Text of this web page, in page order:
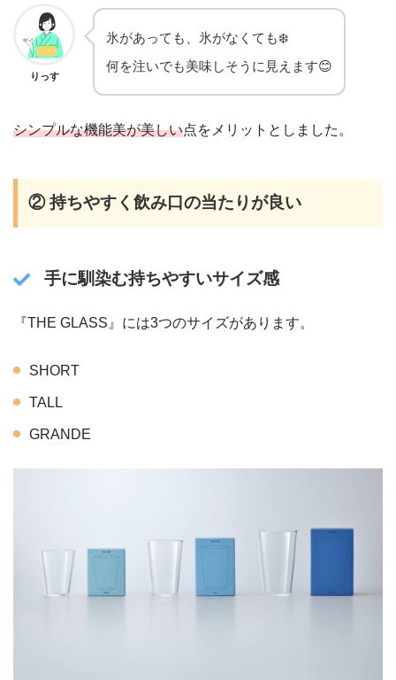
りっす
氷があっても、氷がなくても❄️
何を注いでも美味しそうに見えます😊
シンプルな機能美が美しい点をメリットとしました。
② 持ちやすく飲み口の当たりが良い
手に馴染む持ちやすいサイズ感
『THE GLASS』には3つのサイズがあります。
SHORT
TALL
GRANDE